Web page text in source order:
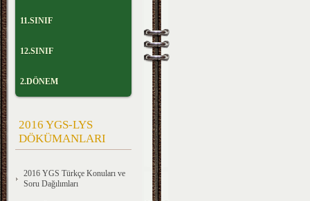
11.SINIF
12.SINIF
2.DÖNEM
2016 YGS-LYS
DÖKÜMANLARI
2016 YGS Türkçe Konuları ve
Soru Dağılımları